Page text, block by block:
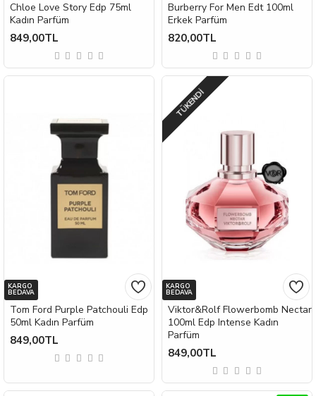
Chloe Love Story Edp 75ml
Kadın Parfüm
849,00TL
Burberry For Men Edt 100ml
Erkek Parfüm
820,00TL
KARGO
BEDAVA
Tom Ford Purple Patchouli Edp
50ml Kadın Parfüm
849,00TL
KARGO
BEDAVA
TÜKENDI
Viktor&Rolf Flowerbomb Nectar
100ml Edp Intense Kadın
Parfüm
849,00TL